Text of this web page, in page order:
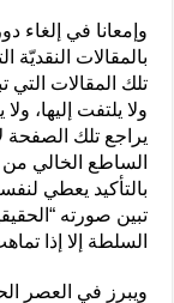
وإمعانا في إلغاء
بالمقالات النقديّة
تلك المقالات التي
ولا يلتفت إليها،
يراجع تلك الصفحة
الساطع الخالي من
بالتأكيد يعطي
تبين صورته
السلطة إلا إذا
ويبرز في العصر